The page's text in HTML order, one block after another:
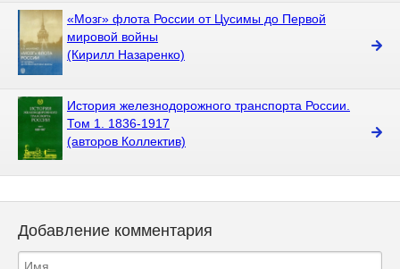
«Мозг» флота России от Цусимы до Первой
мировой войны
(Кирилл Назаренко)
История железнодорожного транспорта России.
Том 1. 1836-1917
(авторов Коллектив)
Добавление комментария